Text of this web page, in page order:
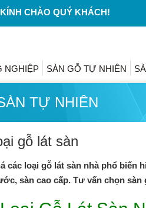
CHÀO QUÝ KHÁCH!
NGHIỆP SÀN GỖ TỰ NHIÊN
TỰ NHIÊN
gỗ lát sàn
các loại gỗ lát sàn nhà phổ biến
sàn cao cấp. Tư vấn chọn